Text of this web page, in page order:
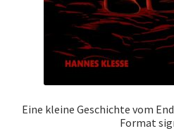
Eine kleine Geschichte vom
Format